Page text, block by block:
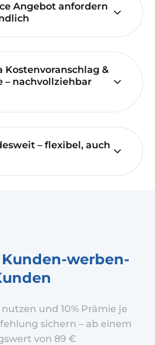
Angebot anfordern
&
– nachvollziehbar
– flexibel, auch
Kunden-werben-
und 10% Prämie je
sichern – ab einem
von 89 €